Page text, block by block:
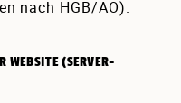
nach HGB/AO).
WEBSITE (SERVER-